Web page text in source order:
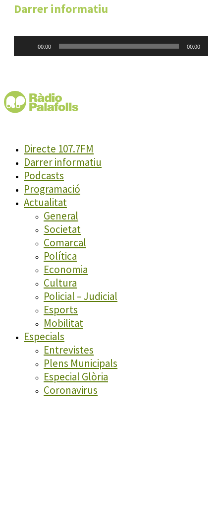
Darrer informatiu
00:00 00:00
Directe 107.7FM
Darrer informatiu
Podcasts
Programació
Actualitat
General
Societat
Comarcal
Política
Economia
Cultura
Policial – Judicial
Esports
Mobilitat
Especials
Entrevistes
Plens Municipals
Especial Glòria
Coronavirus